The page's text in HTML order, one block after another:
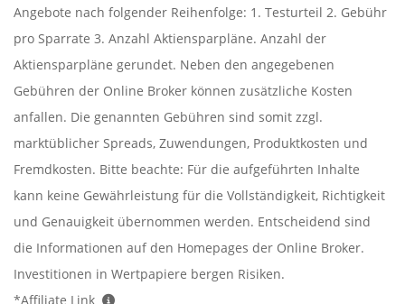
Angebote nach folgender Reihenfolge: 1. Testurteil 2. Gebühr
pro Sparrate 3. Anzahl Aktiensparpläne. Anzahl der
Aktiensparpläne gerundet. Neben den angegebenen
Gebühren der Online Broker können zusätzliche Kosten
anfallen. Die genannten Gebühren sind somit zzgl.
marktüblicher Spreads, Zuwendungen, Produktkosten und
Fremdkosten. Bitte beachte: Für die aufgeführten Inhalte
kann keine Gewährleistung für die Vollständigkeit, Richtigkeit
und Genauigkeit übernommen werden. Entscheidend sind
die Informationen auf den Homepages der Online Broker.
Investitionen in Wertpapiere bergen Risiken.
*Affiliate Link